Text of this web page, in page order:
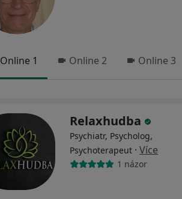
Online 1 Online 2 Online 3
Relaxhudba
Psychiatr, Psycholog,
Psychoterapeut · Více
1 názor